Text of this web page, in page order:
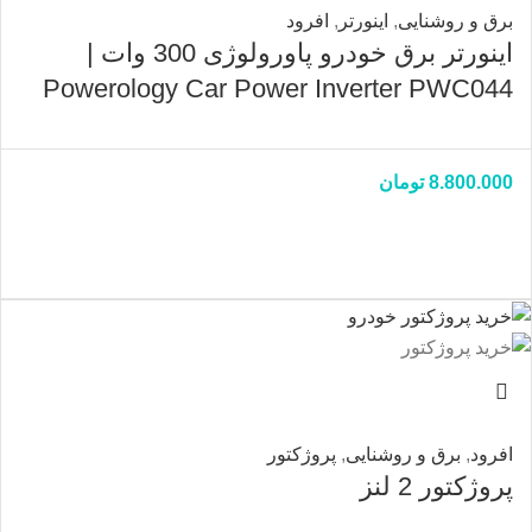
برق و روشنایی, اینورتر , افرود
اینورتر برق خودرو پاورولوژی 300 وات |
Powerology Car Power Inverter PWC044
8.800.000 تومان
افرود, برق و روشنایی, پروژکتور
پروژکتور 2 لنز